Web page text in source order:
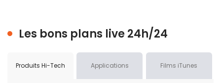
Les bons plans live 24h/24
Produits Hi-Tech Applications Films iTunes